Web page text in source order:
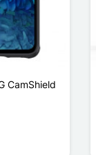
CamShield